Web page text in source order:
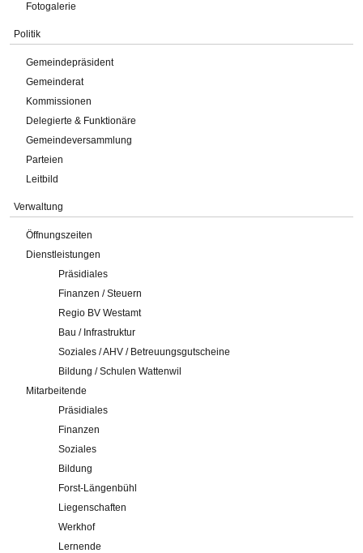
Fotogalerie
Politik
Gemeindepräsident
Gemeinderat
Kommissionen
Delegierte & Funktionäre
Gemeindeversammlung
Parteien
Leitbild
Verwaltung
Öffnungszeiten
Dienstleistungen
Präsidiales
Finanzen / Steuern
Regio BV Westamt
Bau / Infrastruktur
Soziales / AHV / Betreuungsgutscheine
Bildung / Schulen Wattenwil
Mitarbeitende
Präsidiales
Finanzen
Soziales
Bildung
Forst-Längenbühl
Liegenschaften
Werkhof
Lernende